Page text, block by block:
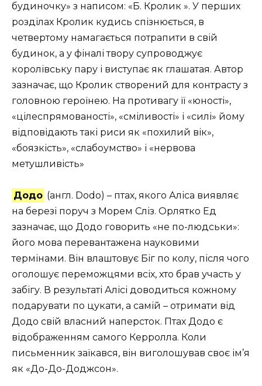
будиночку» з написом: «Б. Кролик ». У перших
розділах Кролик кудись спізнюється, в
четвертому намагається потрапити в свій
будинок, а у фіналі твору супроводжує
королівську пару і виступає як глашатая. Автор
зазначає, що Кролик створений для контрасту з
головною героїнею. На противагу її «юності»,
«цілеспрямованості», «сміливості» і «силі» йому
відповідають такі риси як «похилий вік»,
«боязкість», «слабоумство» і «нервова
метушливість»
Додо (англ. Dodo) – птах, якого Аліса виявляє
на березі поруч з Морем Сліз. Орлятко Ед
зазначає, що Додо говорить «не по-людськи»:
його мова перевантажена науковими
термінами. Він влаштовує Біг по колу, після чого
оголошує переможцями всіх, хто брав участь у
забігу. В результаті Алісі доводиться кожному
подарувати по цукати, а самій – отримати від
Додо свій власний наперсток. Птах Додо є
відображенням самого Керролла. Коли
письменник заїкався, він виголошував своє ім’я
як «До-До-Доджсон».